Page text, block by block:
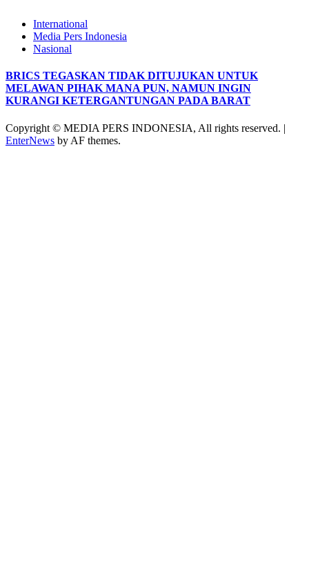
International
Media Pers Indonesia
Nasional
BRICS TEGASKAN TIDAK DITUJUKAN UNTUK
MELAWAN PIHAK MANA PUN, NAMUN INGIN
KURANGI KETERGANTUNGAN PADA BARAT
Copyright © MEDIA PERS INDONESIA, All rights reserved. |
EnterNews by AF themes.